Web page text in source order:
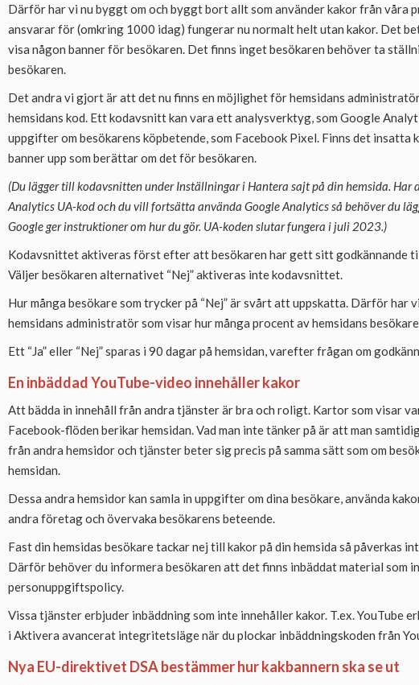
Därför har vi nu byggt om och byggt bort allt som använder kakor från våra
ansvarar för (omkring 1000 idag) fungerar nu normalt helt utan kakor. Det
visa någon banner för besökaren. Det finns inget besökaren behöver ta
besökaren.
Det andra vi gjort är att det nu finns en möjlighet för hemsidans
hemsidans kod. Ett kodavsnitt kan vara ett analysverktyg, som Google
uppgifter om besökarens köpbetende, som Facebook Pixel. Finns det insatta
banner upp som berättar om det för besökaren.
(Du lägger till kodavsnitten under Inställningar i Hantera sajt på din hemsida. Har
Analytics UA-kod och du vill fortsätta använda Google Analytics så behöver du
Google ger instruktioner om hur du gör. UA-koden slutar fungera i juli 2023.)
Kodavsnittet aktiveras först efter att besökaren har gett sitt godkännande till
Väljer besökaren alternativet “Nej” aktiveras inte kodavsnittet.
Hur många besökare som trycker på “Nej” är svårt att uppskatta. Därför har
hemsidans administratör som visar hur många procent av hemsidans besökare
Ett “Ja” eller “Nej” sparas i 90 dagar på hemsidan, varefter frågan om
En inbäddad YouTube-video innehåller kakor
Att bädda in innehåll från andra tjänster är bra och roligt. Kartor som visar
Facebook-flöden berikar hemsidan. Vad man inte tänker på är att man
från andra hemsidor och tjänster beter sig precis på samma sätt som om
hemsidan.
Dessa andra hemsidor kan samla in uppgifter om dina besökare, använda
andra företag och övervaka besökarens beteende.
Fast din hemsidas besökare tackar nej till kakor på din hemsida så påverkas
Därför behöver du informera besökaren att det finns inbäddat material som
personuppgiftspolicy.
Vissa tjänster erbjuder inbäddning som inte innehåller kakor. T.ex. YouTube
i Aktivera avancerat integritetsläge när du plockar inbäddningskoden från
Nya EU-direktivet DSA bestämmer hur kakbannern ska se ut